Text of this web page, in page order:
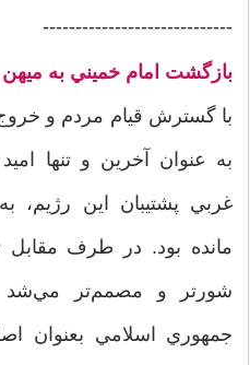
-----------------------------
بازگشت امام خميني به میهن
با گسترش قيام مردم و خروج
به عنوان آخرين و تنها
غربي پشتيبان این رژیم،
مانده بود. در طرف
شورتر و مصمم‌تر مي‌شد و
جمهوري اسلامي بعنوان